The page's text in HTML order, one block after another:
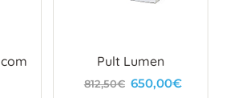
Pult Lumen
812,50€ 650,00€